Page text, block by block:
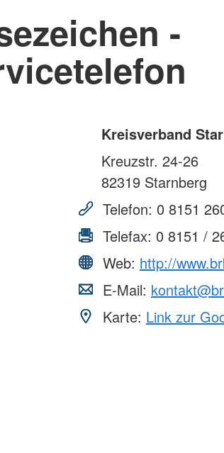
-
Kreisverband
Kreuzstr. 24-26
82319 Starnberg
Telefon: 0 8151
Telefax: 0 8151 /
Web: http://
E-Mail:
Karte: Link zur